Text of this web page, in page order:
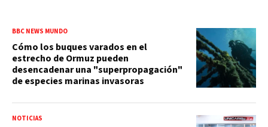
BBC NEWS MUNDO
Cómo los buques varados en el
estrecho de Ormuz pueden
desencadenar una "superpropagación"
de especies marinas invasoras
NOTICIAS